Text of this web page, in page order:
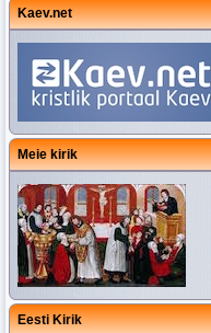
Kaev.net
Meie kirik
Eesti Kirik